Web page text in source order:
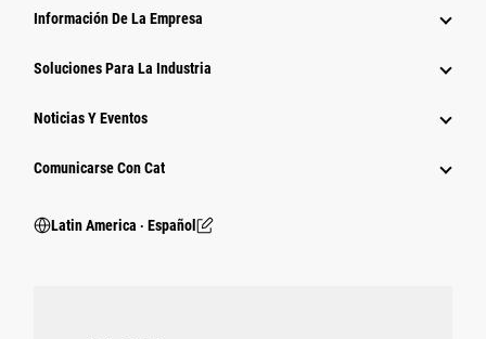
Información De La Empresa
Soluciones Para La Industria
Noticias Y Eventos
Comunicarse Con Cat
Latin America ‧ Español